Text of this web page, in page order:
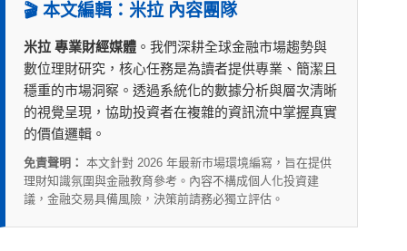
🎬 本文編輯：米拉 內容團隊
米拉 專業財經媒體 。我們深耕全球金融市場趨勢與
數位理財研究，核心任務是為讀者提供專業、簡潔且
穩重的市場洞察。透過系統化的數據分析與層次清晰
的視覺呈現，協助投資者在複雜的資訊流中掌握真實
的價值邏輯。
免責聲明： 本文針對 2026 年最新市場環境編寫，旨在提供
理財知識氛圍與金融教育參考。內容不構成個人化投資建
議，金融交易具備風險，決策前請務必獨立評估。